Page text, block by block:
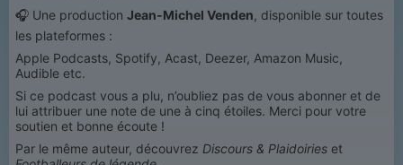
🎧 Une production Jean-Michel Venden, disponible sur toutes
les plateformes :
Apple Podcasts, Spotify, Acast, Deezer, Amazon Music,
Audible etc.
Si ce podcast vous a plu, n’oubliez pas de vous abonner et de
lui attribuer une note de une à cinq étoiles. Merci pour votre
soutien et bonne écoute !
Par le même auteur, découvrez Discours & Plaidoiries et